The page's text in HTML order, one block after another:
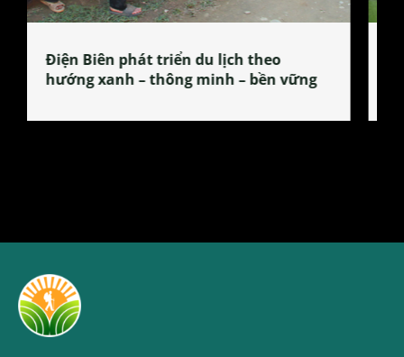
Làng làm bánh tẻ Phú Nhi – nơi lan
tỏa đặc sản xứ Đoài